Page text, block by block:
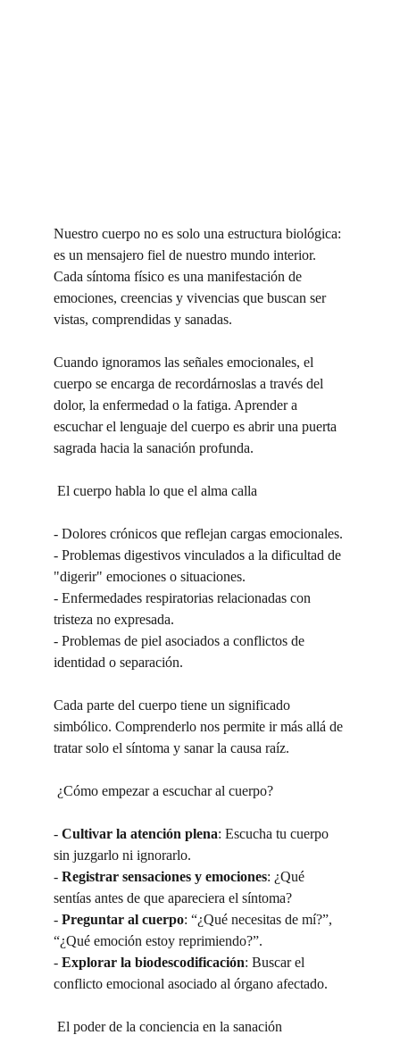
Nuestro cuerpo no es solo una estructura biológica:
es un mensajero fiel de nuestro mundo interior.
Cada síntoma físico es una manifestación de
emociones, creencias y vivencias que buscan ser
vistas, comprendidas y sanadas.
Cuando ignoramos las señales emocionales, el
cuerpo se encarga de recordárnoslas a través del
dolor, la enfermedad o la fatiga. Aprender a
escuchar el lenguaje del cuerpo es abrir una puerta
sagrada hacia la sanación profunda.
El cuerpo habla lo que el alma calla
- Dolores crónicos que reflejan cargas emocionales.
- Problemas digestivos vinculados a la dificultad de
"digerir" emociones o situaciones.
- Enfermedades respiratorias relacionadas con
tristeza no expresada.
- Problemas de piel asociados a conflictos de
identidad o separación.
Cada parte del cuerpo tiene un significado
simbólico. Comprenderlo nos permite ir más allá de
tratar solo el síntoma y sanar la causa raíz.
¿Cómo empezar a escuchar al cuerpo?
- Cultivar la atención plena: Escucha tu cuerpo
sin juzgarlo ni ignorarlo.
- Registrar sensaciones y emociones: ¿Qué
sentías antes de que apareciera el síntoma?
- Preguntar al cuerpo: “¿Qué necesitas de mí?”,
“¿Qué emoción estoy reprimiendo?”.
- Explorar la biodescodificación: Buscar el
conflicto emocional asociado al órgano afectado.
El poder de la conciencia en la sanación